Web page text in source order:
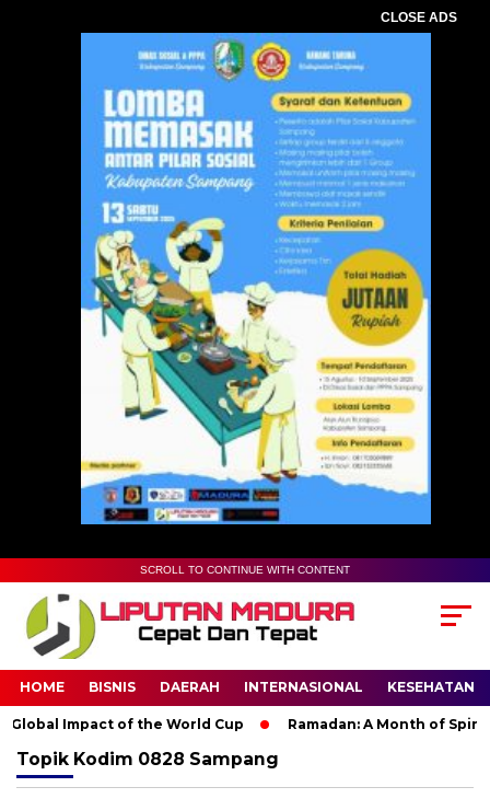
CLOSE ADS
SCROLL TO CONTINUE WITH CONTENT
HOME BISNIS DAERAH INTERNASIONAL KESEHATAN
Impact of the World Cup Ramadan: A Month of
Topik Kodim 0828 Sampang